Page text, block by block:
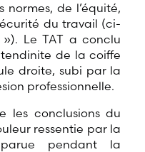
normes, de l’équité,
du travail (ci-
»). Le TAT a conclu
de la coiffe
droite, subi par la
professionnelle.
les conclusions du
ressentie par la
pendant la